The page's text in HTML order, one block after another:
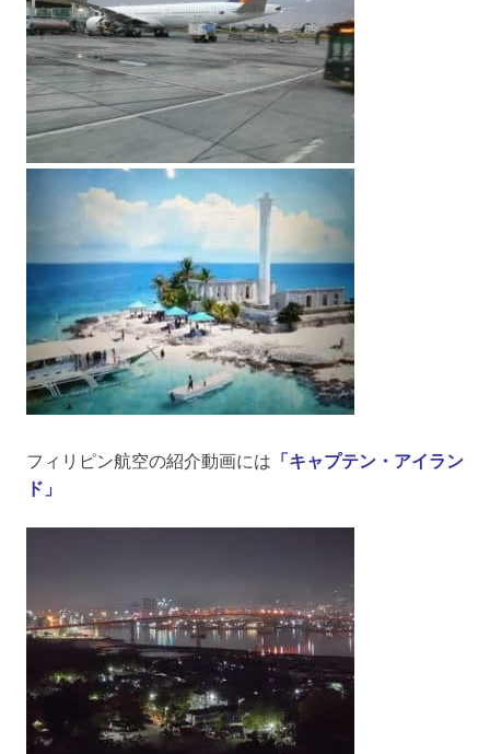
フィリピン航空の紹介動画には 「キャプテン・アイラン
ド」